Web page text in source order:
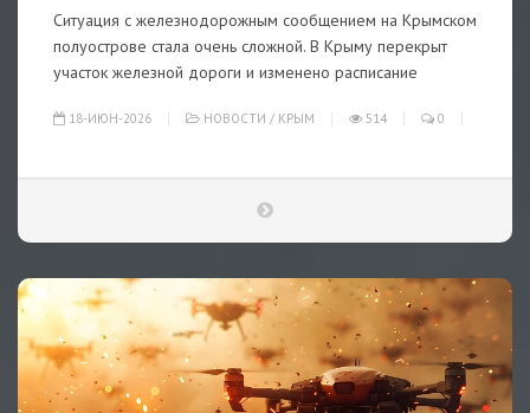
Ситуация с железнодорожным сообщением на Крымском
полуострове стала очень сложной. В Крыму перекрыт
участок железной дороги и изменено расписание
18-ИЮН-2026 НОВОСТИ / КРЫМ 514 0